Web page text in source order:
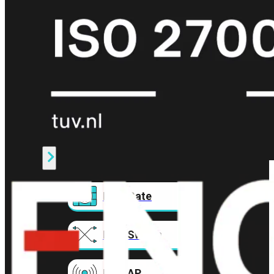
Alles
bekijken
Security
Fabric
FortiGate
FortiSwitch